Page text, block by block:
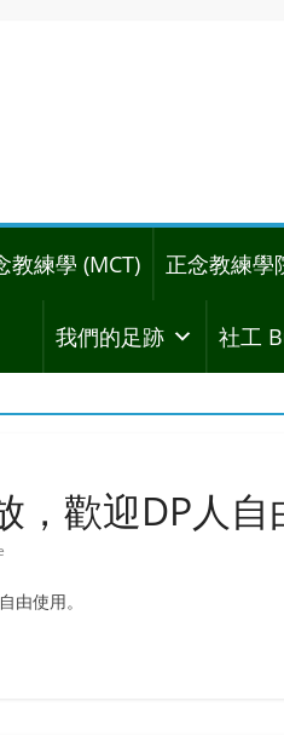
教練學 (MCT) 正念教練學
我們的足跡 社工
，歡迎DP人自
由使用。